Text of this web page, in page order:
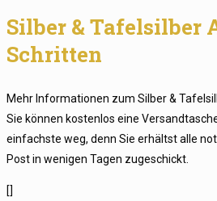
Silber & Tafelsilber
Schritten
Mehr Informationen zum Silber &
Sie können kostenlos eine
einfachste weg, denn Sie erhältst alle
Post in wenigen Tagen zugeschickt.
[]